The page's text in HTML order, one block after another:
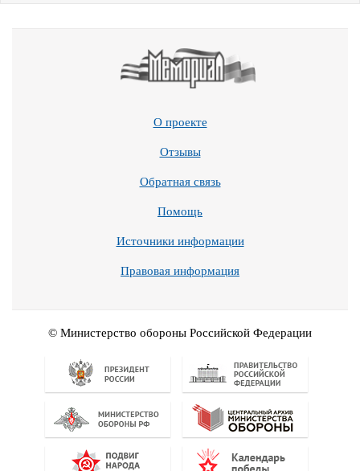
О проекте
Отзывы
Обратная связь
Помощь
Источники информации
Правовая информация
© Министерство обороны Российской Федерации